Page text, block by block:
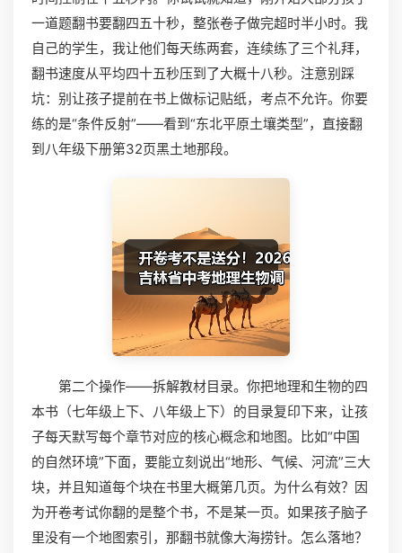
一道题翻书要翻四五十秒，整张卷子做完超时半小时。我
自己的学生，我让他们每天练两套，连续练了三个礼拜，
翻书速度从平均四十五秒压到了大概十八秒。注意别踩
坑：别让孩子提前在书上做标记贴纸，考点不允许。你要
练的是“条件反射”——看到“东北平原土壤类型”，直接翻
到八年级下册第32页黑土地那段。
第二个操作——拆解教材目录。你把地理和生物的四
本书（七年级上下、八年级上下）的目录复印下来，让孩
子每天默写每个章节对应的核心概念和地图。比如“中国
的自然环境”下面，要能立刻说出“地形、气候、河流”三大
块，并且知道每个块在书里大概第几页。为什么有效？因
为开卷考试你翻的是整个书，不是某一页。如果孩子脑子
里没有一个地图索引，那翻书就像大海捞针。怎么落地？